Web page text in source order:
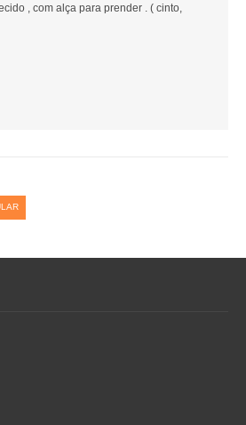
, com alça para prender . ( cinto,